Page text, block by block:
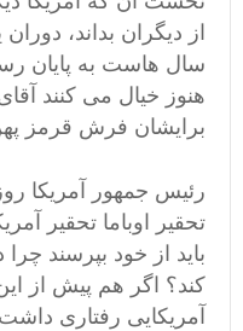
از دیگران بداند،
سال هاست به پایان
هنوز خیال می کنند
برایشان فرش قرمز
رئیس جمهور آمریکا
تحقیر اوباما تحقیر
باید از خود بپرسند چرا
کند؟ اگر هم پیش از
آمریکایی رفتاری